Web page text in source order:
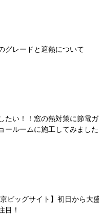
グレードと遮熱について
たい！！窓の熱対策に節電
ールームに施工してみました
ビッグサイト】初日から大
目！